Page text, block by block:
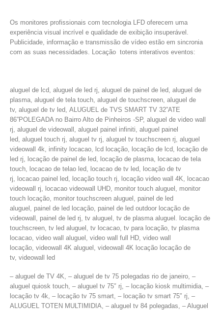
Os monitores profissionais com tecnologia LFD oferecem uma
experiência visual incrível e qualidade de exibição insuperável.
Publicidade, informação e transmissão de vídeo estão em sincronia
com as suas necessidades. Locação totens interativos eventos:
aluguel de lcd, aluguel de led rj, aluguel de painel de led, aluguel de
plasma, aluguel de tela touch, aluguel de touchscreen, aluguel de
tv, aluguel de tv led, ALUGUEL de TVS SMART TV 32”ATE
86”POLEGADA no Bairro‎ Alto de Pinheiros‎ -SP, aluguel de video wall
rj, aluguel de videowall, aluguel painel infiniti, aluguel painel
led, aluguel touch rj, aluguel tv rj, aluguel tv touchscreen rj, aluguel
videowall 4k, infinity locacao, lcd locação, locação de lcd, locação de
led rj, locação de painel de led, locação de plasma, locacao de tela
touch, locacao de telao led, locacao de tv led, locação de tv
rj, locacao painel led, locação touch rj, locação video wall 4K, locacao
videowall rj, locacao videowall UHD, monitor touch aluguel, monitor
touch locação, monitor touchscreen aluguel, painel de led
aluguel, painel de led locação, painel de led outdoor locação de
videowall, painel de led rj, tv aluguel, tv de plasma aluguel. locação de
touchscreen, tv led aluguel, tv locacao, tv para locação, tv plasma
locacao, video wall aluguel, video wall full HD, video wall
locação, videowall 4K aluguel, videowall 4K locação locação de
tv, videowall led
– aluguel de TV 4K, – aluguel de tv 75 polegadas rio de janeiro, –
aluguel quiosk touch, – aluguel tv 75″ rj, – locação kiosk multimidia, –
locação tv 4k, – locação tv 75 smart, – locação tv smart 75″ rj, –
ALUGUEL TOTEN MULTIMIDIA, – aluguel tv 84 polegadas, – Aluguel